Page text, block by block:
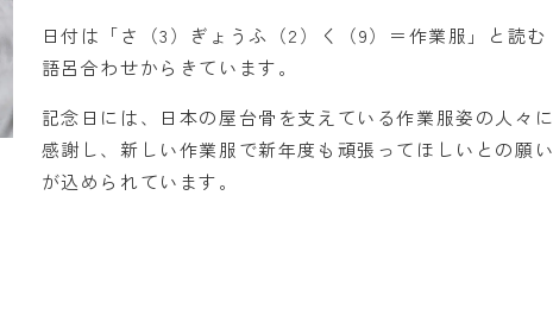
日付は「さ（3）ぎょうふ（2）く（9）＝作業服」と読む
語呂合わせからきています。
記念日には、日本の屋台骨を支えている作業服姿の人々に
感謝し、新しい作業服で新年度も頑張ってほしいとの願い
が込められています。